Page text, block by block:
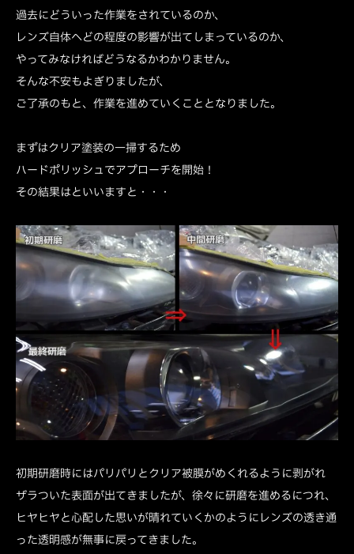
過去にどういった作業をされているのか、
レンズ自体へどの程度の影響が出てしまっているのか、
やってみなければどうなるかわかりません。
そんな不安もよぎりましたが、
ご了承のもと、作業を進めていくこととなりました。
まずはクリア塗装の一掃するため
ハードポリッシュでアプローチを開始！
その結果はといいますと・・・
初期研磨時にはパリパリとクリア被膜がめくれるように剥がれ
ザラついた表面が出てきましたが、徐々に研磨を進めるにつれ、
ヒヤヒヤと心配した思いが晴れていくかのようにレンズの透き通
った透明感が無事に戻ってきました。